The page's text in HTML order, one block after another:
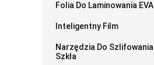
Folia Do Laminowania EVA
Inteligentny Film
Narzędzia Do Szlifowania
Szkła